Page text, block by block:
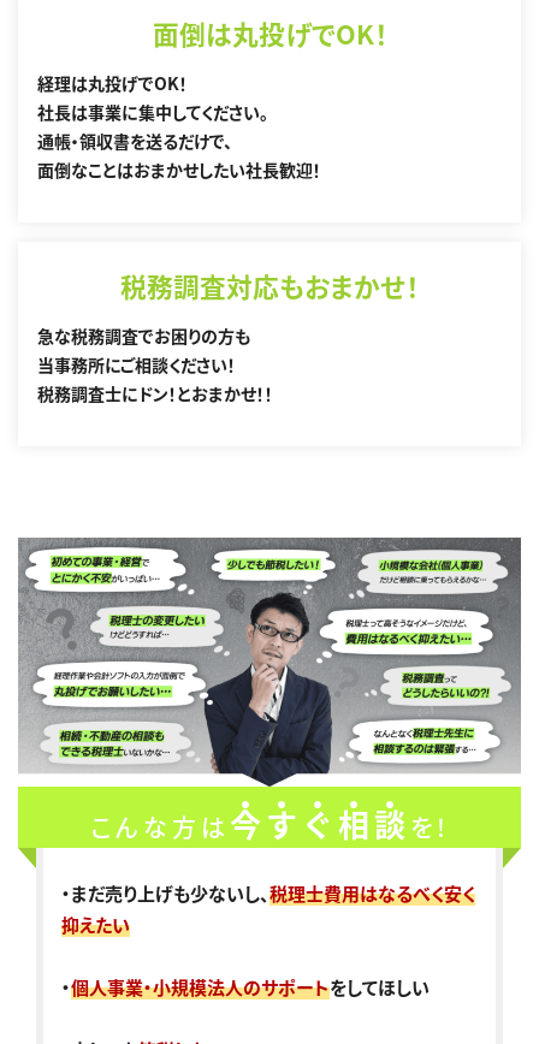
面倒は丸投げでOK！
経理は丸投げでOK！
社長は事業に集中してください。
通帳・領収書を送るだけで、
面倒なことはおまかせしたい社長歓迎！
税務調査対応もおまかせ！
急な税務調査でお困りの方も
当事務所にご相談ください！
税務調査士にドン！とおまかせ！！
こんな方は 今すぐ相談 を!
・まだ売り上げも少ないし、税理士費用はなるべく安く
抑えたい
・個人事業・小規模法人のサポートをしてほしい